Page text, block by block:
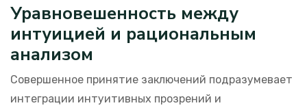
Уравновешенность между
интуицией и рациональным
анализом
Совершенное принятие заключений подразумевает
интеграции интуитивных прозрений и